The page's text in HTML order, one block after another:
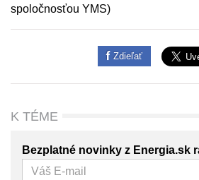
spoločnosťou YMS)
Zdieľať
K TÉME
Bezplatné novinky z Energia.sk